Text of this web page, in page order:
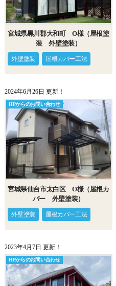
宮城県黒川郡大和町 O様（屋根塗
装 外壁塗装）
外壁塗装 屋根カバー工法
2024年6月26日 更新！
HPからのお問い合わせ
宮城県仙台市太白区 O様（屋根カ
バー 外壁塗装）
外壁塗装 屋根カバー工法
2023年4月7日 更新！
HPからのお問い合わせ